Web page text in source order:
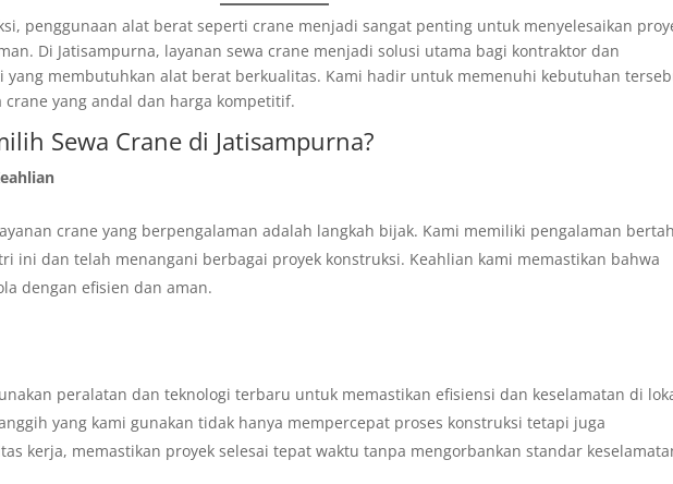
penggunaan alat berat seperti crane menjadi sangat penting untuk menyelesaikan
Di Jatisampurna, layanan sewa crane menjadi solusi utama bagi kontraktor dan
yang membutuhkan alat berat berkualitas. Kami hadir untuk memenuhi kebutuhan
crane yang andal dan harga kompetitif.
Sewa Crane di Jatisampurna?
crane yang berpengalaman adalah langkah bijak. Kami memiliki pengalaman
ini dan telah menangani berbagai proyek konstruksi. Keahlian kami memastikan bahwa
dengan efisien dan aman.
peralatan dan teknologi terbaru untuk memastikan efisiensi dan keselamatan di
yang kami gunakan tidak hanya mempercepat proses konstruksi tetapi juga
kerja, memastikan proyek selesai tepat waktu tanpa mengorbankan standar